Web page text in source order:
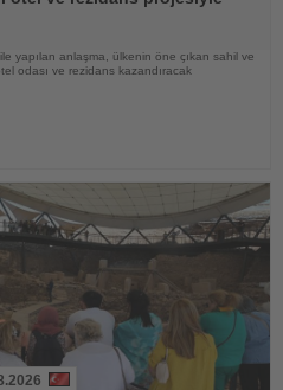
yapılan anlaşma, ülkenin öne çıkan sahil ve
odası ve rezidans kazandıracak